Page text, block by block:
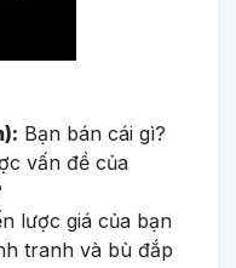
Bạn bán cái gì?
vấn đề của
lược giá của bạn
tranh và bù đắp